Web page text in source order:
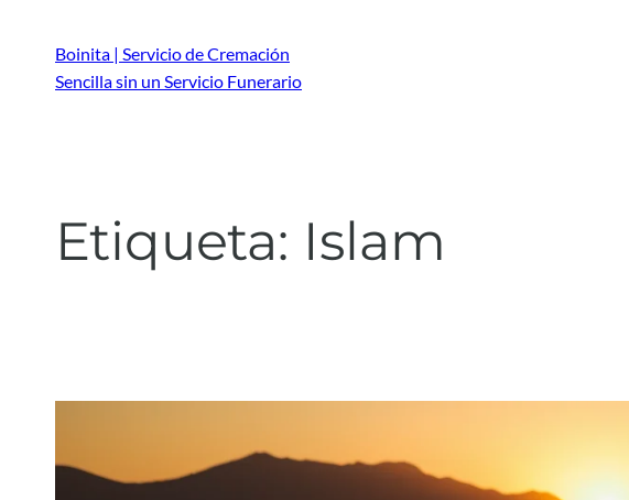
contenido
Boinita | Servicio de Cremación
Sencilla sin un Servicio Funerario
Etiqueta: Islam